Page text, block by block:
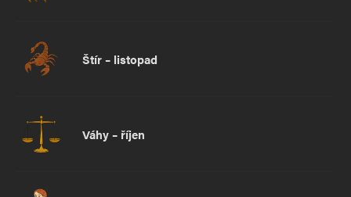
Štír – listopad
Váhy – říjen